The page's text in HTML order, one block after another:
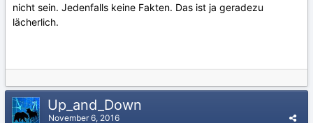
nicht sein. Jedenfalls keine Fakten. Das ist ja geradezu
lächerlich.
Up_and_Down
November 6, 2016